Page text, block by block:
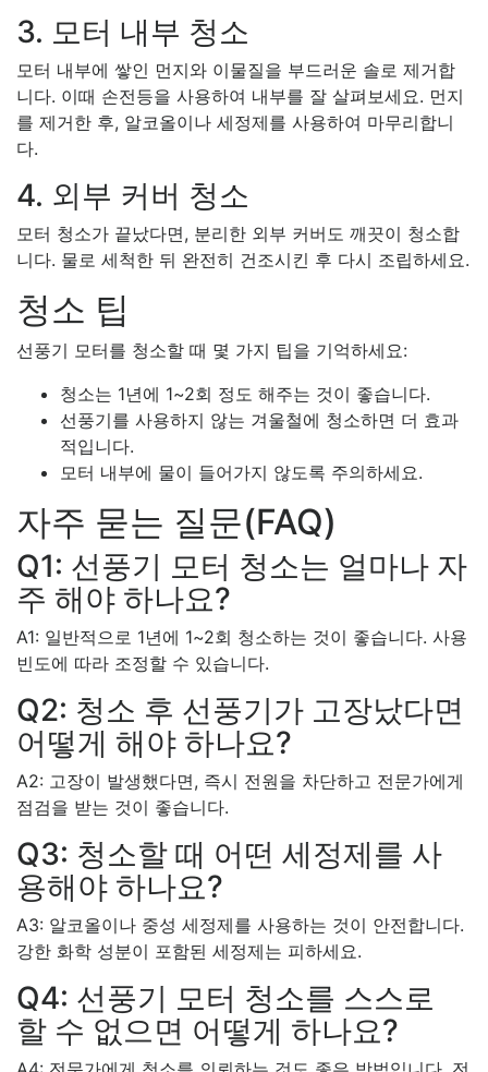
3. 모터 내부 청소
모터 내부에 쌓인 먼지와 이물질을 부드러운 솔로 제거합
니다. 이때 손전등을 사용하여 내부를 잘 살펴보세요. 먼지
를 제거한 후, 알코올이나 세정제를 사용하여 마무리합니
다.
4. 외부 커버 청소
모터 청소가 끝났다면, 분리한 외부 커버도 깨끗이 청소합
니다. 물로 세척한 뒤 완전히 건조시킨 후 다시 조립하세요.
청소 팁
선풍기 모터를 청소할 때 몇 가지 팁을 기억하세요:
청소는 1년에 1~2회 정도 해주는 것이 좋습니다.
선풍기를 사용하지 않는 겨울철에 청소하면 더 효과
적입니다.
모터 내부에 물이 들어가지 않도록 주의하세요.
자주 묻는 질문(FAQ)
Q1: 선풍기 모터 청소는 얼마나 자
주 해야 하나요?
A1: 일반적으로 1년에 1~2회 청소하는 것이 좋습니다. 사용
빈도에 따라 조정할 수 있습니다.
Q2: 청소 후 선풍기가 고장났다면
어떻게 해야 하나요?
A2: 고장이 발생했다면, 즉시 전원을 차단하고 전문가에게
점검을 받는 것이 좋습니다.
Q3: 청소할 때 어떤 세정제를 사
용해야 하나요?
A3: 알코올이나 중성 세정제를 사용하는 것이 안전합니다.
강한 화학 성분이 포함된 세정제는 피하세요.
Q4: 선풍기 모터 청소를 스스로
할 수 없으면 어떻게 하나요?